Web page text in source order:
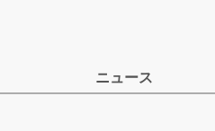
ニュース